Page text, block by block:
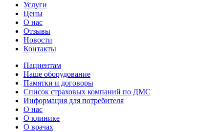
Услуги
Цены
О нас
Отзывы
Новости
Контакты
Пациентам
Наше оборудование
Памятки и договоры
Список страховых компаний по ДМС
Информация для потребителя
О нас
О клинике
О врачах